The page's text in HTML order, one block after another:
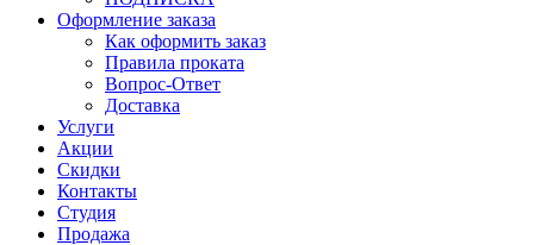
Оформление заказа
Как оформить заказ
Правила проката
Вопрос-Ответ
Доставка
Услуги
Акции
Скидки
Контакты
Студия
Продажа